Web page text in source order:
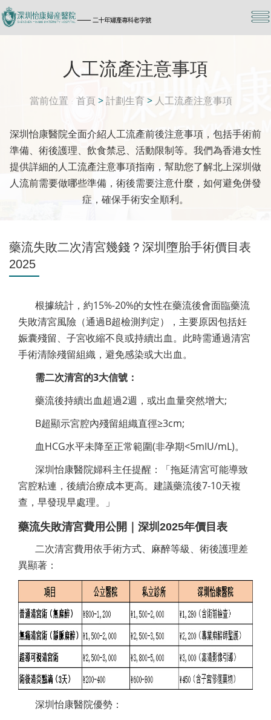
人工流產注意事項
當前位置 首頁 >計劃生育> 人工流產注意事項
深圳怡康醫院全面介紹人工流產前後注意事項，包括手術前
準備、術後護理、飲食禁忌、活動限制等。我們為香港女性
提供詳細的人工流產注意事項指南，幫助您了解北上深圳做
人流前需要做哪些準備，術後需要注意什麼，如何避免併發
症，確保手術安全順利。
藥流失敗二次清宮幾錢？深圳墮胎手術價目表
2025
根據統計，約15%-20%的女性在藥流後會面臨藥流
失敗清宮風險（通過B超檢測判定），主要原因包括妊
娠囊殘留、子宮收縮不良或持續出血。此時需通過清宮
手術清除殘留組織，避免感染或大出血。
需二次清宮的3大信號：
藥流後持續出血超過2週，或出血量突然增大;
B超顯示宮腔內殘留組織直徑≥3cm;
血HCG水平未降至正常範圍(非孕期<5mIU/mL)。
深圳怡康醫院婦科主任提醒：「拖延清宮可能導致
宮腔粘連，後續治療成本更高。建議藥流後7-10天複
查，早發現早處理。」
藥流失敗清宮費用公開｜深圳2025年價目表
二次清宮費用依手術方式、麻醉等級、術後護理差
異顯著：
深圳怡康醫院優勢：